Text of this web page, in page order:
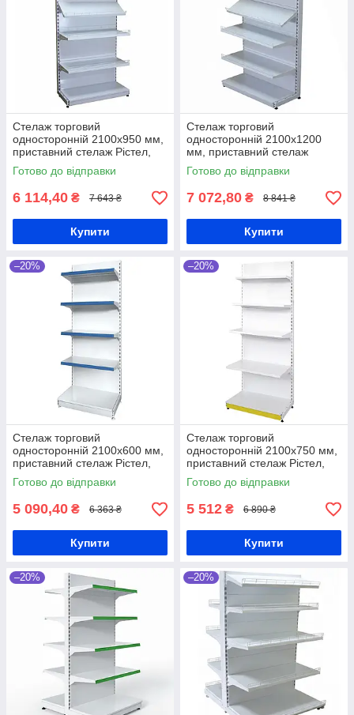
Стелаж торговий
односторонній 2100х950 мм,
приставний стелаж Рістел,
стелаж в магазин, металевий
стелаж з полками для торгівлі
Готово до відправки
6 114,40 ₴ 7 643 ₴
Купити
Стелаж торговий
односторонній 2100х1200
мм, приставний стелаж
Рістел, стелаж в магазин,
металевий стелаж з полками
Готово до відправки
7 072,80 ₴ 8 841 ₴
Купити
–20%
Стелаж торговий
односторонній 2100х600 мм,
приставний стелаж Рістел,
стелаж в магазин, металевий
стелаж з полками для торгівлі
Готово до відправки
5 090,40 ₴ 6 363 ₴
Купити
–20%
Стелаж торговий
односторонній 2100х750 мм,
приставний стелаж Рістел,
стелаж в магазин, металевий
стелаж з полками для торгівлі
Готово до відправки
5 512 ₴ 6 890 ₴
Купити
–20% –20%